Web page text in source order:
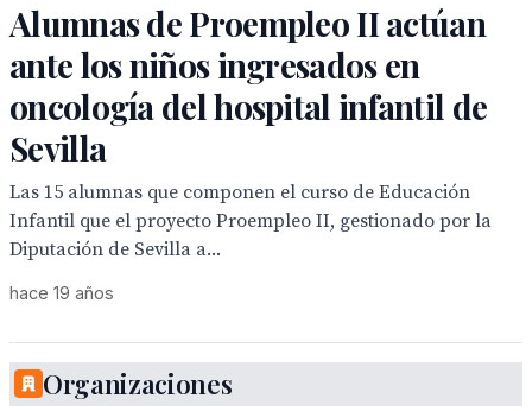
Alumnas de Proempleo II actúan
ante los niños ingresados en
oncología del hospital infantil de
Sevilla
Las 15 alumnas que componen el curso de Educación
Infantil que el proyecto Proempleo II, gestionado por la
Diputación de Sevilla a...
hace 19 años
Organizaciones